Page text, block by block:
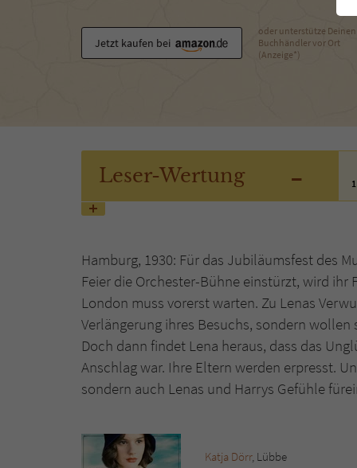
Jetzt kaufen bei
oder unterstütze Deinen
Buchhändler vor Ort
(Anzeige*)
Leser-Wertung -
1
Hamburg, 1930: Für das Jubiläumsfest des
Feier die Orchester-Bühne einstürzt, wird ihr
London muss vorerst warten. Zu Lenas
Verlängerung ihres Besuchs, sondern
Doch dann findet Lena heraus, dass das
Anschlag war. Ihre Eltern werden erpresst.
sondern auch Lenas und Harrys Gefühle
Katja Dörr, Lübbe